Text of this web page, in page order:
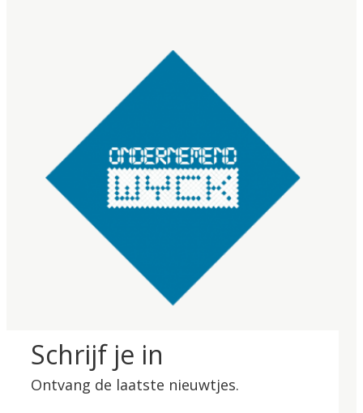
Schrijf je in
Ontvang de laatste nieuwtjes.